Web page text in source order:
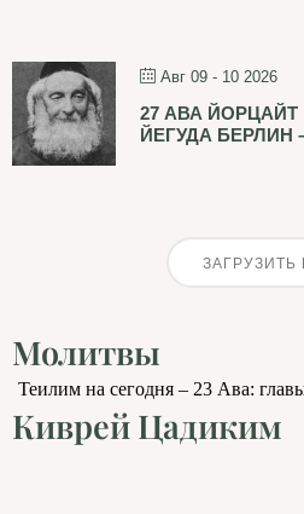
Авг 09 - 10 2026
27 АВА
ЙЕГУДА БЕРЛИН
ЗАГРУЗИТЬ
Молитвы
Теилим на сегодня – 23 Ава:
Киврей Цадиким